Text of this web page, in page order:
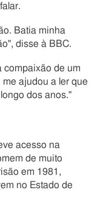
Batia minha
disse à BBC.
compaixão de um
ajudou a ler que
dos anos."
acesso na
de muito
em 1981,
no Estado de